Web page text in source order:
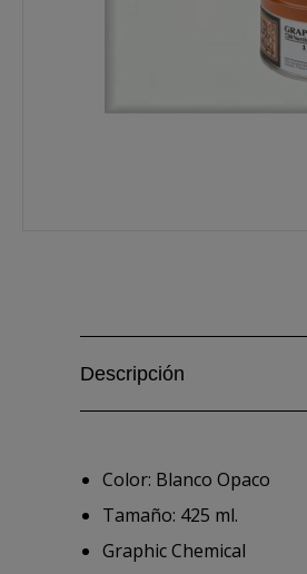
Descripción
Color: Blanco Opaco
Tamaño: 425 ml.
Graphic Chemical